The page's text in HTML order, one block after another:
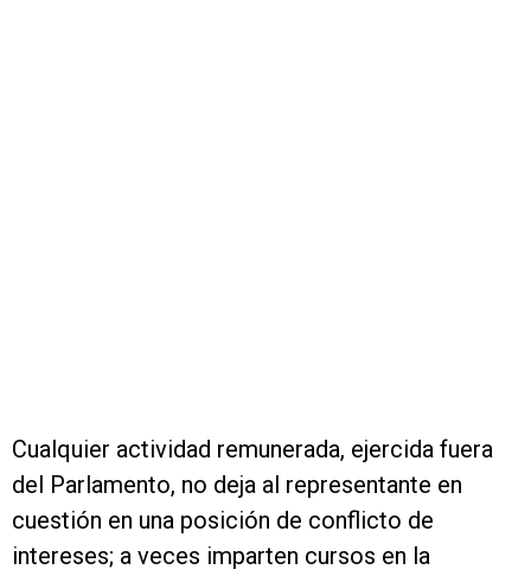
Cualquier actividad remunerada, ejercida fuera
del Parlamento, no deja al representante en
cuestión en una posición de conflicto de
intereses; a veces imparten cursos en la